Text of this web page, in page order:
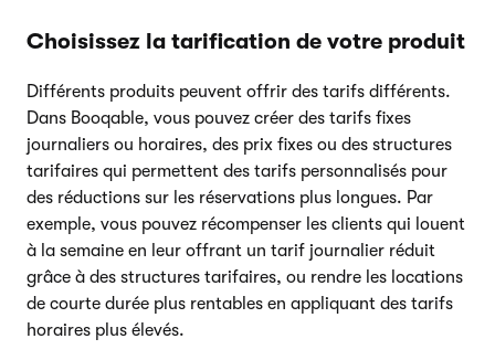
Choisissez la tarification de votre produit
Différents produits peuvent offrir des tarifs différents.
Dans Booqable, vous pouvez créer des tarifs fixes
journaliers ou horaires, des prix fixes ou des structures
tarifaires qui permettent des tarifs personnalisés pour
des réductions sur les réservations plus longues. Par
exemple, vous pouvez récompenser les clients qui louent
à la semaine en leur offrant un tarif journalier réduit
grâce à des structures tarifaires, ou rendre les locations
de courte durée plus rentables en appliquant des tarifs
horaires plus élevés.